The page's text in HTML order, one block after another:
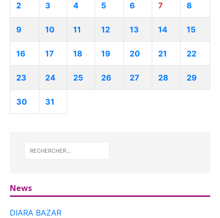
2 3 4 5 6 7 8
9 10 11 12 13 14 15
16 17 18 19 20 21 22
23 24 25 26 27 28 29
30 31
News
DIARA BAZAR